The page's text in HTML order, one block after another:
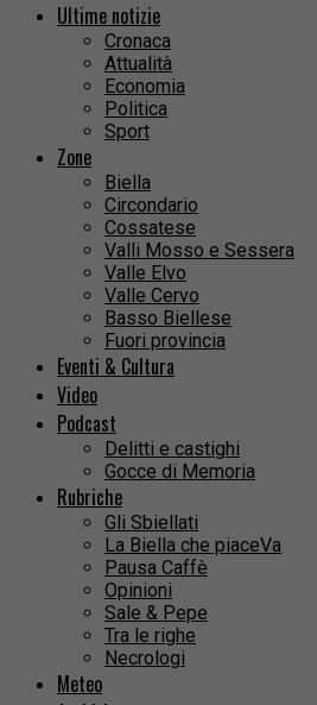
Ultime notizie
Cronaca
Attualità
Economia
Politica
Sport
Zone
Biella
Circondario
Cossatese
Valli Mosso e Sessera
Valle Elvo
Valle Cervo
Basso Biellese
Fuori provincia
Eventi & Cultura
Video
Podcast
Delitti e castighi
Gocce di Memoria
Rubriche
Gli Sbiellati
La Biella che piaceVa
Pausa Caffè
Opinioni
Sale & Pepe
Tra le righe
Necrologi
Meteo